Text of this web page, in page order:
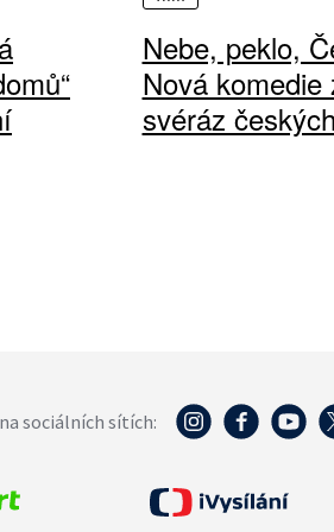
Nebe, peklo,
Nová komedie
svéráz
sociálních sítích: